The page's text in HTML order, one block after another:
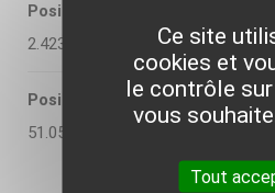
Position X
2.423952
Position Y
51.051991
Ce site
cookies et
le contrôle
vous
Tout